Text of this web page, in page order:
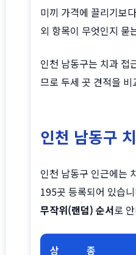
미끼 가격에 끌리기보
외 항목이 무엇인지 묻
인천 남동구는 치과 접
므로 두세 곳 견적을
인천 남동구
인천 남동구 인근에는
195곳 등록되어 있습
무작위(랜덤) 순서로
상 종